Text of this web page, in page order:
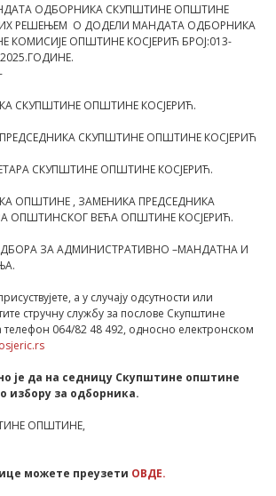
ОДБОРНИКА СКУПШТИНЕ ОПШТИНЕ
РЕШЕЊЕМ О ДОДЕЛИ МАНДАТА ОДБОРНИКА
КОМИСИЈЕ ОПШТИНЕ КОСЈЕРИЋ БРОЈ:013-
СКУПШТИНЕ ОПШТИНЕ КОСЈЕРИЋ.
СКУПШТИНЕ ОПШТИНЕ КОСЈЕРИЋ
СКУПШТИНЕ ОПШТИНЕ КОСЈЕРИЋ.
ОПШТИНЕ , ЗАМЕНИКА ПРЕДСЕДНИКА
ОПШТИНСКОГ ВЕЋА ОПШТИНЕ КОСЈЕРИЋ.
ЗА АДМИНИСТРАТИВНО –МАНДАТНА И
а у случају одсутности или
стручну службу за послове Скупштине
064/82 48 492, односно електронском
је да на седницу Скупштине општине
избору за одборника.
ОПШТИНЕ,
можете преузети ОВДЕ.